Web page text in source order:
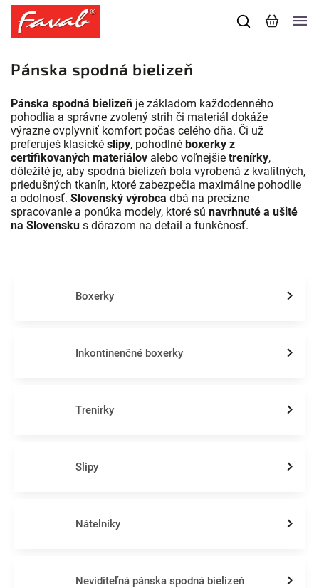
Pánska spodná bielizeň
Pánska spodná bielizeň je základom každodenného
pohodlia a správne zvolený strih či materiál dokáže
výrazne ovplyvniť komfort počas celého dňa. Či už
preferuješ klasické slipy, pohodlné boxerky z
certifikovaných materiálov alebo voľnejšie trenírky,
dôležité je, aby spodná bielizeň bola vyrobená z kvalitných,
priedušných tkanín, ktoré zabezpečia maximálne pohodlie
a odolnosť. Slovenský výrobca dbá na precízne
spracovanie a ponúka modely, ktoré sú navrhnuté a ušité
na Slovensku s dôrazom na detail a funkčnosť.
Boxerky
Inkontinenčné boxerky
Trenírky
Slipy
Nátelníky
Neviditeľná pánska spodná bielizeň